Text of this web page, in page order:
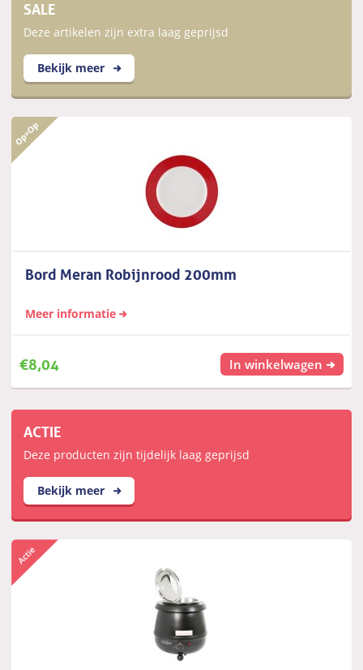
SALE
Deze artikelen zijn extra laag geprijsd
Bekijk meer
Bord Meran Robijnrood 200mm
Meer informatie
€8,04 In winkelwagen
ACTIE
Deze producten zijn tijdelijk laag geprijsd
Bekijk meer